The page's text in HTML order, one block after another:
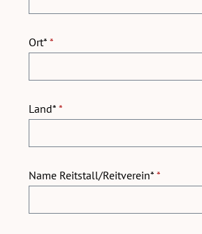
Ort* *
Land* *
Name Reitstall/Reitverein* *